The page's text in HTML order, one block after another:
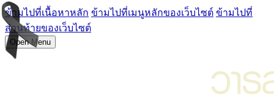
ข้ามไปที่เนื้อหาหลัก ข้ามไปที่เมนูหลักของเว็บไซต์ ข้ามไปที่
ส่วนท้ายของเว็บไซต์
Open Menu